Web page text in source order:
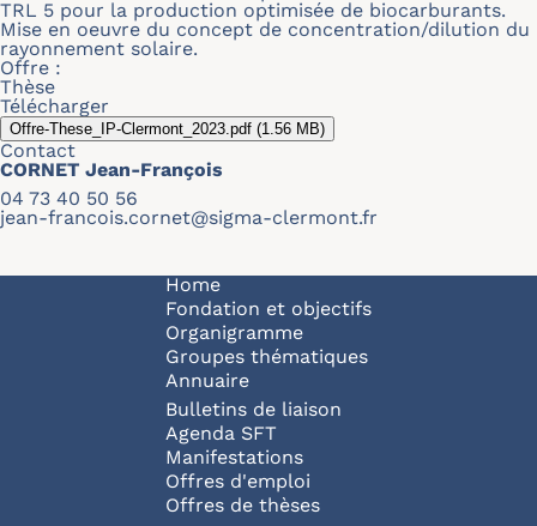
TRL 5 pour la production optimisée de biocarburants.
Mise en oeuvre du concept de concentration/dilution du
rayonnement solaire.
Offre :
Thèse
Télécharger
Offre-These_IP-Clermont_2023.pdf (1.56 MB)
Contact
CORNET Jean-François
04 73 40 50 56
jean-francois.cornet@sigma-clermont.fr
Navigation principale
Home
Fondation et objectifs
Organigramme
Groupes thématiques
Annuaire
Bulletins de liaison
Agenda SFT
Manifestations
Offres d'emploi
Offres de thèses